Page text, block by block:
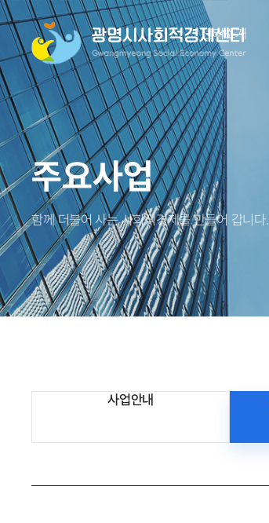
센터소개
주요사업
함께 더불어 사는 사회적경제를 만들어 갑니다.
사업안내